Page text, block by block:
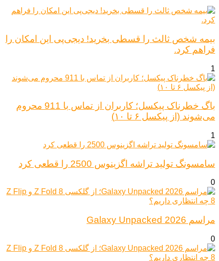
بیمه شخص ثالث را قسطی بخرید! دیجی‌پی این امکان را
فراهم کرد.
1
باگ خطرناک پیکسل؛ کاربران از تماس با 911 محروم
می‌شوند (از پیکسل ۶ تا ۱۰)
1
سامسونگ تولید تراشه اگزینوس 2500 را قطعی کرد
0
مراسم Galaxy Unpacked 2026
0